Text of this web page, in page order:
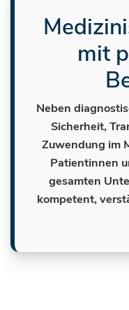
mit
Neben
Sicherheit,
Zuwendung im
Patientinnen
gesamten
kompetent,